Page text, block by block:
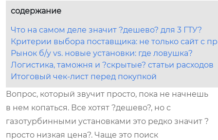
содержание
Что на самом деле значит ?дешево? для 3 ГТУ?
Критерии выбора поставщика: не только сайт с
Рынок б/у vs. новые установки: где ловушка?
Логистика, таможня и ?скрытые? статьи расходов
Итоговый чек-лист перед покупкой
Вопрос, который звучит просто, пока не начнешь
в нем копаться. Все хотят ?дешево?, но с
газотурбинными установками это редко значит ?
просто низкая цена?. Чаще это поиск